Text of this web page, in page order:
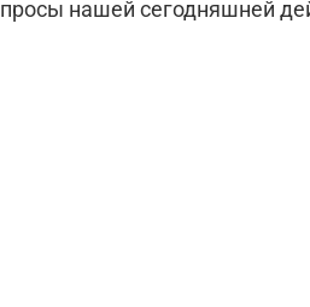
нашей сегодняшней